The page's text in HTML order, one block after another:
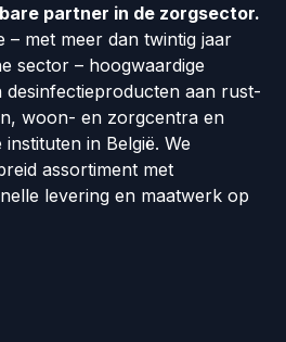
partner in de zorgsector.
– met meer dan twintig jaar
sector – hoogwaardige
desinfectieproducten aan rust-
woon- en zorgcentra en
in België. We
assortiment met
levering en maatwerk op